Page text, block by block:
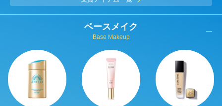
ベースメイク
Base Makeup